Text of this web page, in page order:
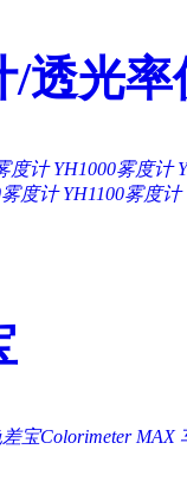
/透光率
度计 YH1000雾度计
雾度计 YH1100雾度计
差宝Colorimeter MAX